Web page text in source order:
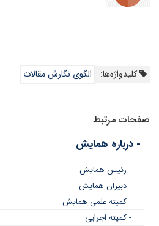
کلیدواژه‌ها: الگوی نگارش مقالات
صفحات مرتبط
- درباره همایش
- رئیس همایش
- دبیران همایش
- کمیته علمی همایش
- کمیته اجرایی